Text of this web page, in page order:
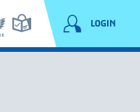
LOGIN